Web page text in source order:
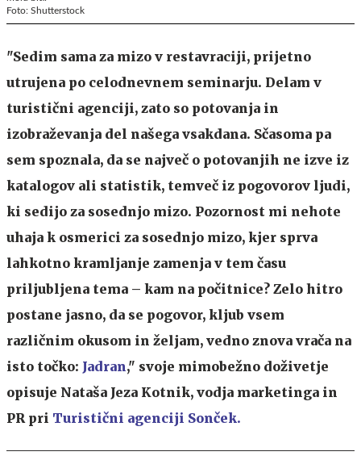
Foto: Shutterstock
"Sedim sama za mizo v restavraciji, prijetno
utrujena po celodnevnem seminarju. Delam v
turistični agenciji, zato so potovanja in
izobraževanja del našega vsakdana. Sčasoma pa
sem spoznala, da se največ o potovanjih ne izve iz
katalogov ali statistik, temveč iz pogovorov ljudi,
ki sedijo za sosednjo mizo. Pozornost mi nehote
uhaja k osmerici za sosednjo mizo, kjer sprva
lahkotno kramljanje zamenja v tem času
priljubljena tema – kam na počitnice? Zelo hitro
postane jasno, da se pogovor, kljub vsem
različnim okusom in željam, vedno znova vrača na
isto točko: Jadran," svoje mimobežno doživetje
opisuje Nataša Jeza Kotnik, vodja marketinga in
PR pri Turistični agenciji Sonček.